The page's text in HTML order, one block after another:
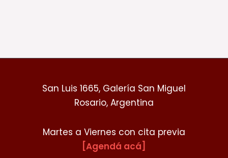
San Luis 1665, Galería San Miguel
Rosario, Argentina
Martes a Viernes con cita previa
[Agendá acá]